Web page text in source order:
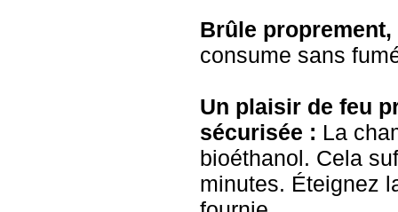
Brûle
consume sans
Un plaisir de feu
sécurisée : La
bioéthanol. Cela
minutes. Éteignez